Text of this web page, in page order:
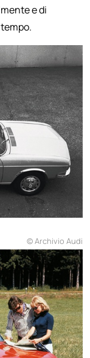
e di
© Archivio Audi